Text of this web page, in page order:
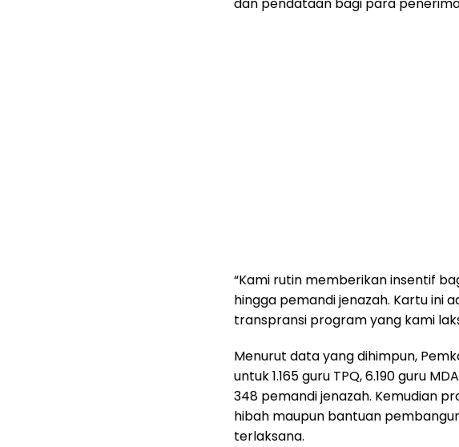
“Kami rutin memberikan insentif
hingga pemandi jenazah. Kartu ini
transpransi program yang kami
Menurut data yang dihimpun,
untuk 1.165 guru TPQ, 6.190 guru
348 pemandi jenazah. Kemudian
hibah maupun bantuan
terlaksana.